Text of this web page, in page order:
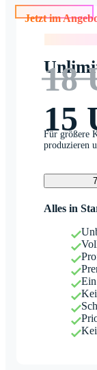
Jetzt im Angebot!
18
15
Für größere
produzieren
Alles in